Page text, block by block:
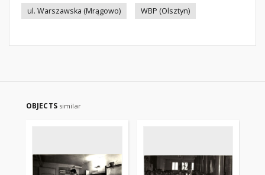
ul. Warszawska (Mrągowo)
WBP (Olsztyn)
OBJECTS similar